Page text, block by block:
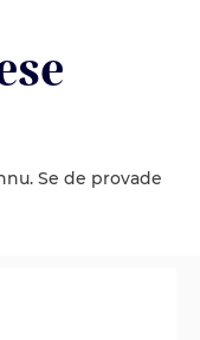
Se de provade